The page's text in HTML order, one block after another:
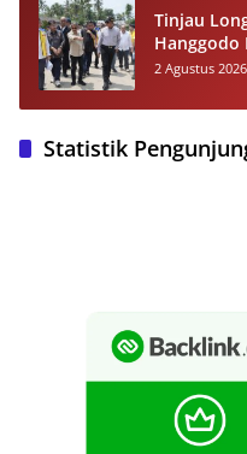
Tinjau
Hanggodo
2 Agustus 2026
Statistik